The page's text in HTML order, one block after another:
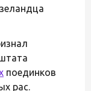
поединков
рас.